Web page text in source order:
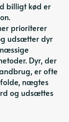
billigt kød er
prioriterer
udsætter dyr
Dyr, der
er ofte
nægtes
og udsættes